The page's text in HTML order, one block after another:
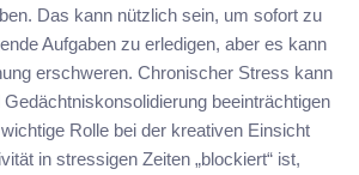
Das kann nützlich sein, um sofort zu
Aufgaben zu erledigen, aber es kann
erschweren. Chronischer Stress kann
beeinträchtigen
Rolle bei der kreativen Einsicht
in stressigen Zeiten „blockiert“ ist,